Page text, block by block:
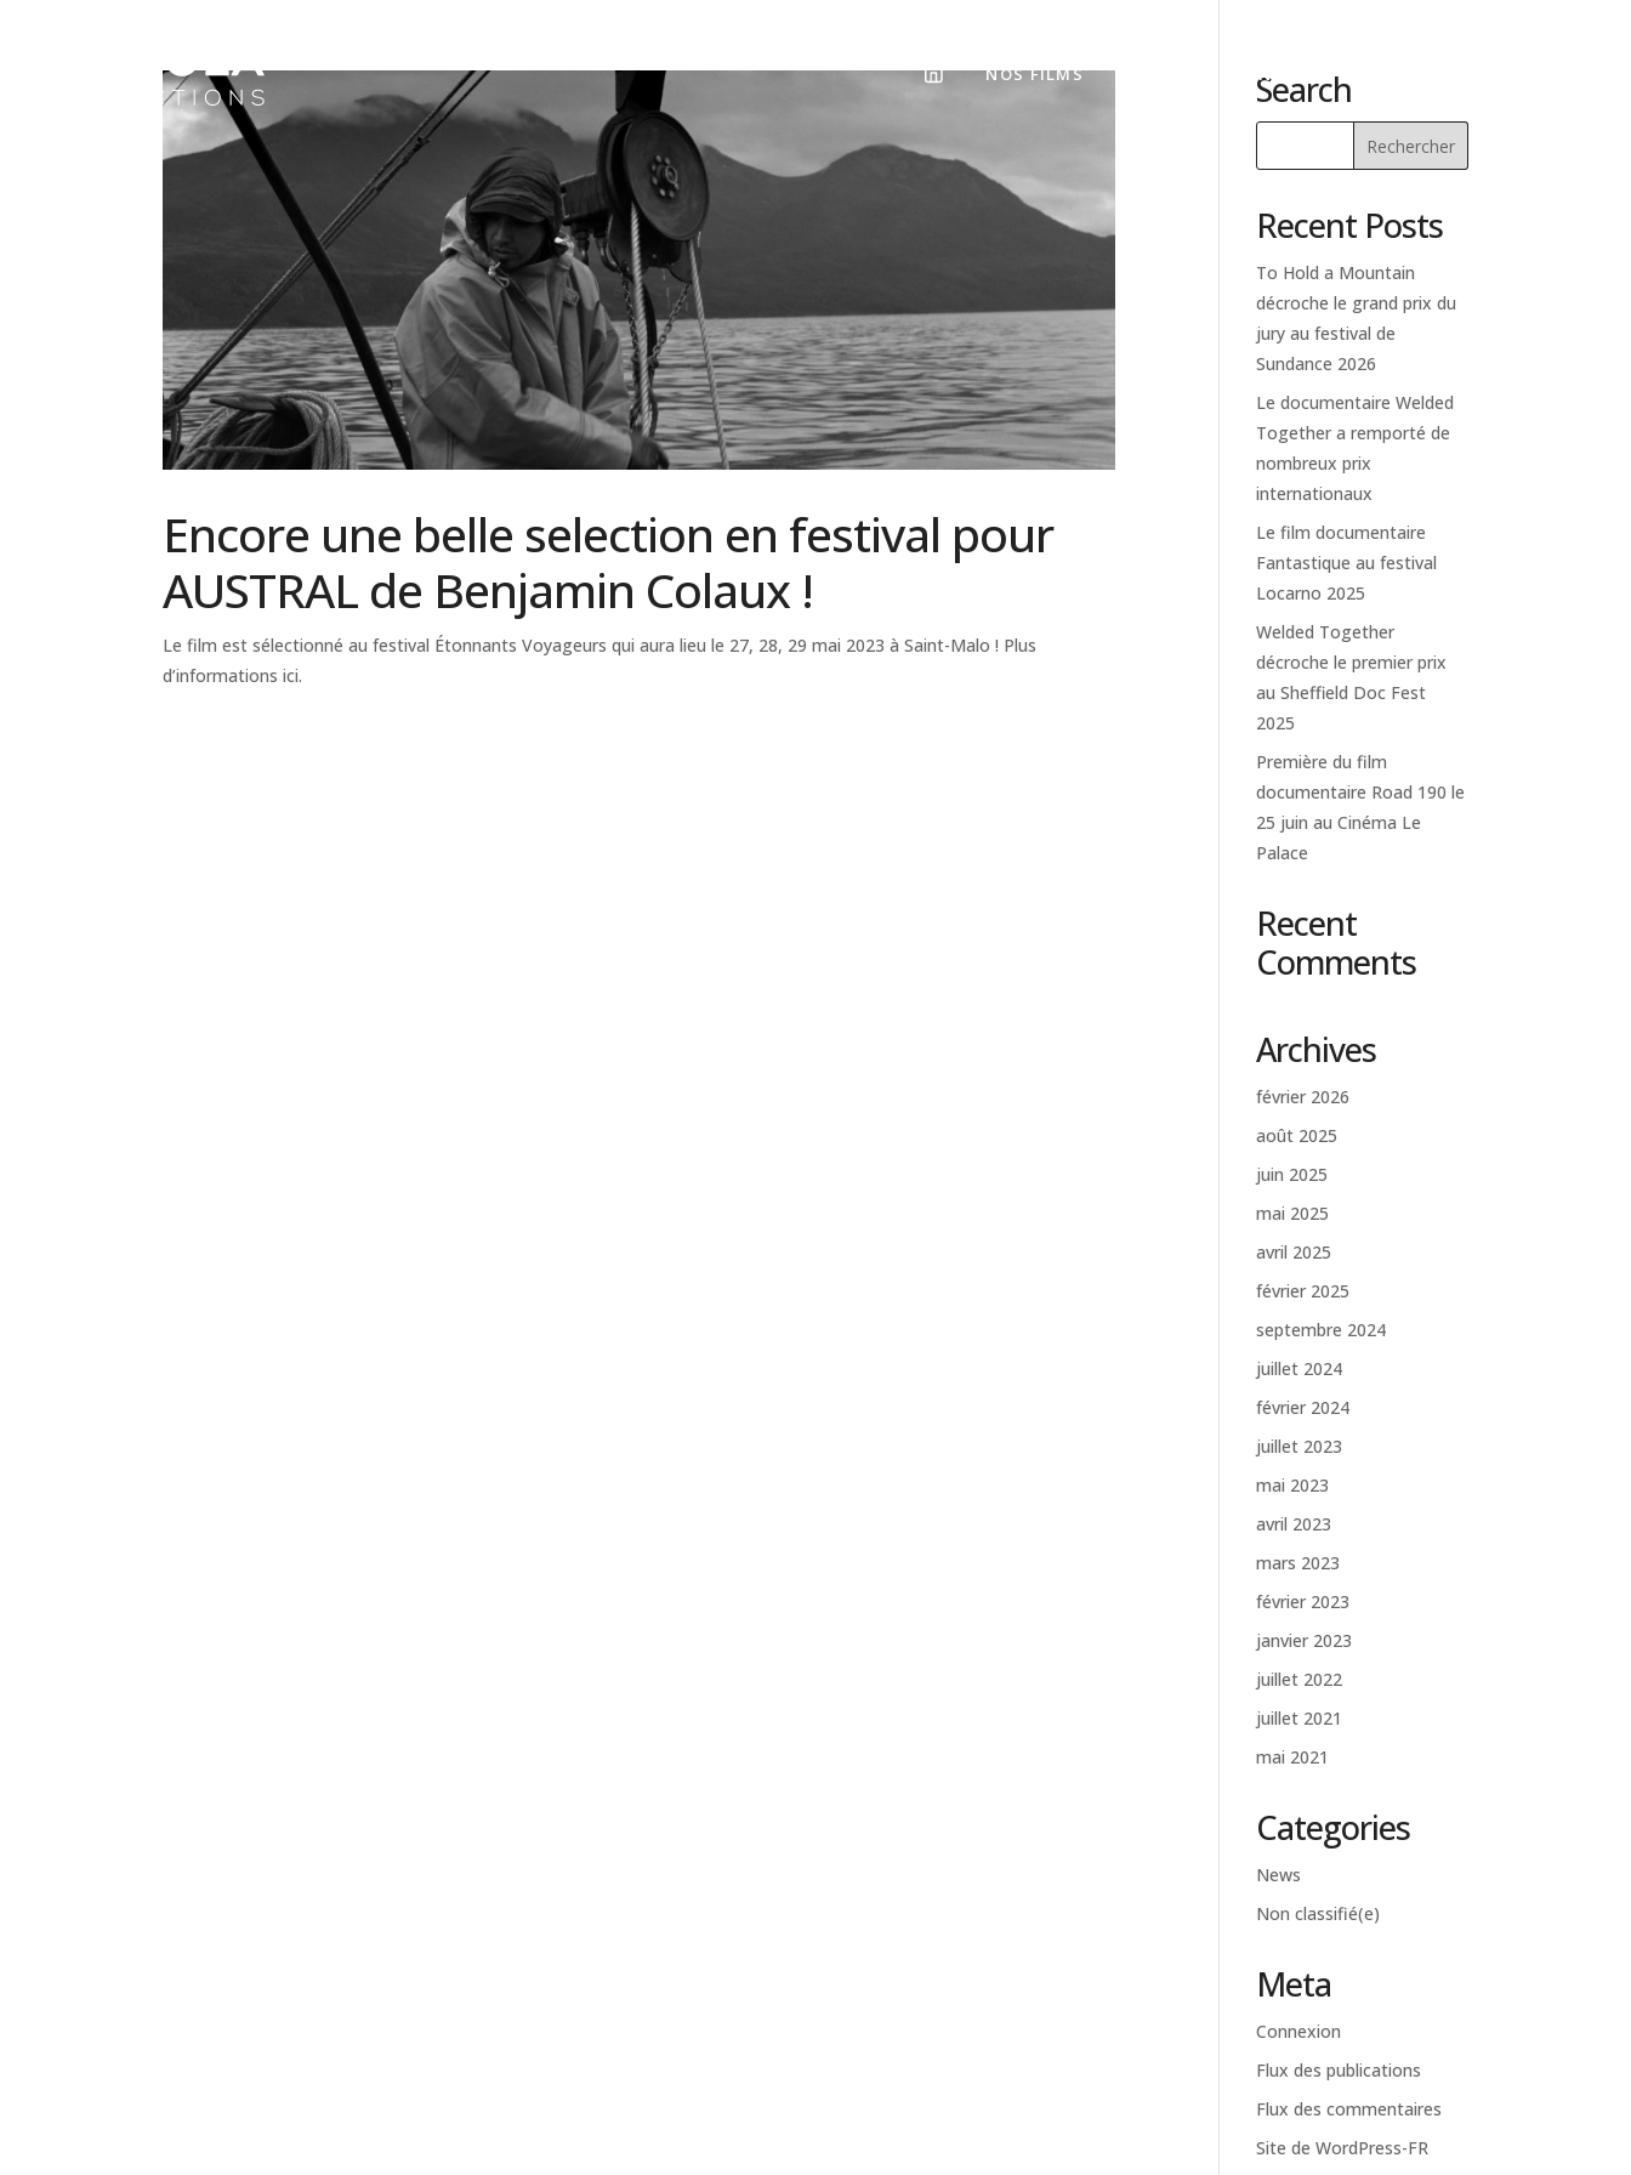
NOS FILMS NEWS
Encore une belle selection en festival pour
AUSTRAL de Benjamin Colaux !
Le film est sélectionné au festival Étonnants Voyageurs qui aura lieu le 27, 28, 29 mai 2023 à Saint-Malo ! Plus
d’informations ici.
Search
Recent Posts
To Hold a Mountain
décroche le grand prix du
jury au festival de
Sundance 2026
Le documentaire Welded
Together a remporté de
nombreux prix
internationaux
Le film documentaire
Fantastique au festival
Locarno 2025
Welded Together
décroche le premier prix
au Sheffield Doc Fest
2025
Première du film
documentaire Road 190 le
25 juin au Cinéma Le
Palace
Recent
Comments
Archives
février 2026
août 2025
juin 2025
mai 2025
avril 2025
février 2025
septembre 2024
juillet 2024
février 2024
juillet 2023
mai 2023
avril 2023
mars 2023
février 2023
janvier 2023
juillet 2022
juillet 2021
mai 2021
Categories
News
Non classifié(e)
Meta
Connexion
Flux des publications
Flux des commentaires
Site de WordPress-FR